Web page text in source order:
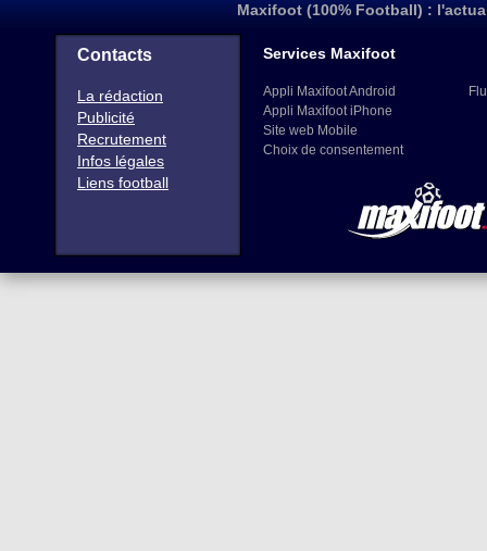
Maxifoot (100% Football) :
Contacts
La rédaction
Publicité
Recrutement
Infos légales
Liens football
Services Maxifoot
Appli Maxifoot Android
Appli Maxifoot iPhone
Site web Mobile
Choix de consentement